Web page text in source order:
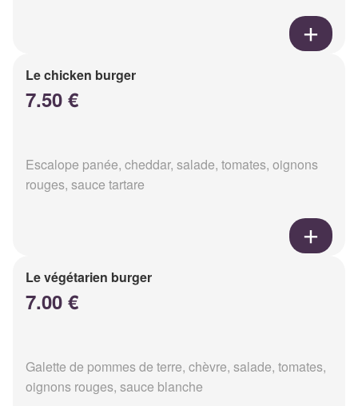
Le chicken burger
7.50 €
Escalope panée, cheddar, salade, tomates, oignons
rouges, sauce tartare
Le végétarien burger
7.00 €
Galette de pommes de terre, chèvre, salade, tomates,
oignons rouges, sauce blanche